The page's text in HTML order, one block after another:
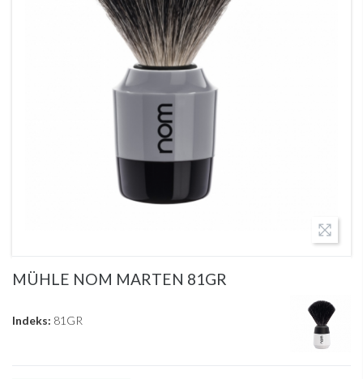
MÜHLE NOM MARTEN 81GR
Indeks: 81GR